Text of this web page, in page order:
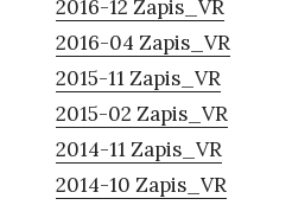
2016-12 Zapis_VR
2016-04 Zapis_VR
2015-11 Zapis_VR
2015-02 Zapis_VR
2014-11 Zapis_VR
2014-10 Zapis_VR